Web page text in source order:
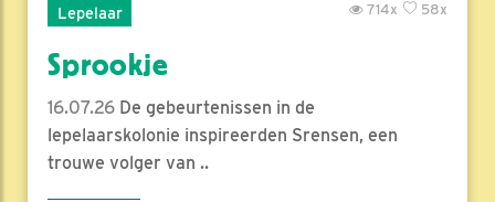
Lepelaar 58x
714x
Sprookje
16.07.26 De gebeurtenissen in de
lepelaarskolonie inspireerden Srensen, een
trouwe volger van ..